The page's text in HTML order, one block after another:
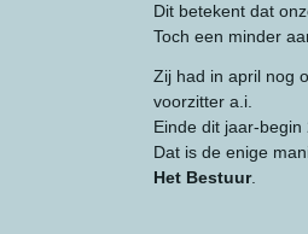
Dit betekent dat
Toch een minder
Zij had in april nog
voorzitter a.i.
Einde dit jaar-
Dat is de enige
Het Bestuur.